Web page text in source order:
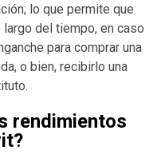
lo que permite que
del tiempo, en caso
para comprar una
o bien, recibirlo una
rendimientos